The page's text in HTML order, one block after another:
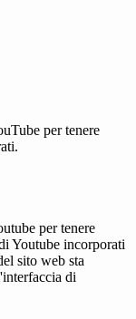
per tenere
per tenere
Youtube incorporati
sito web sta
di